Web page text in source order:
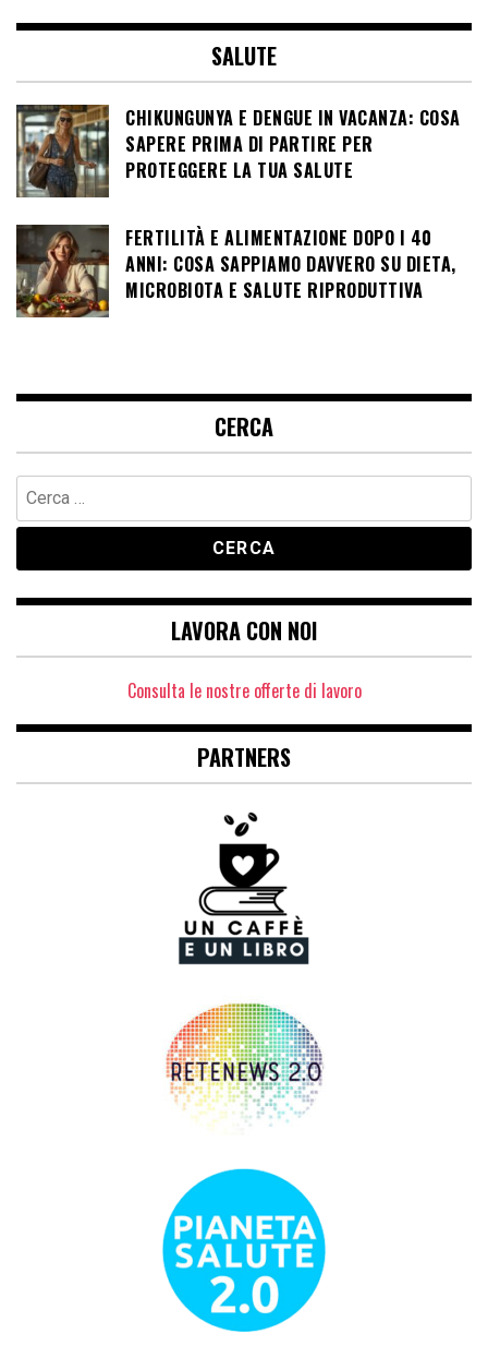
SALUTE
CHIKUNGUNYA E DENGUE IN VACANZA: COSA
SAPERE PRIMA DI PARTIRE PER
PROTEGGERE LA TUA SALUTE
FERTILITÀ E ALIMENTAZIONE DOPO I 40
ANNI: COSA SAPPIAMO DAVVERO SU DIETA,
MICROBIOTA E SALUTE RIPRODUTTIVA
CERCA
Ricerca
per:
LAVORA CON NOI
Consulta le nostre offerte di lavoro
PARTNERS